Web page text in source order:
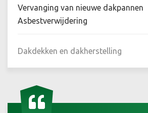
Vervanging van nieuwe dakpannen
Asbestverwijdering
Dakdekken en dakherstelling